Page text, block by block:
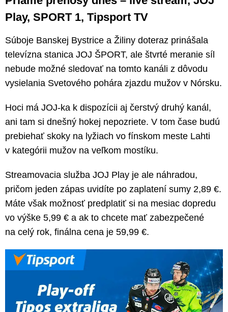
Play, SPORT 1, Tipsport TV
Súboje Banskej Bystrice a Žiliny doteraz prinášala
televízna stanica JOJ ŠPORT, ale štvrté meranie síl
nebude možné sledovať na tomto kanáli z dôvodu
vysielania Svetového pohára zjazdu mužov v Nórsku.
Hoci má JOJ-ka k dispozícii aj čerstvý druhý kanál,
ani tam si dnešný hokej nepozriete. V tom čase budú
prebiehať skoky na lyžiach vo fínskom meste Lahti
v kategórii mužov na veľkom mostíku.
Streamovacia služba JOJ Play je ale náhradou,
pričom jeden zápas uvidíte po zaplatení sumy 2,89 €.
Máte však možnosť predplatiť si na mesiac dopredu
vo výške 5,99 € a ak to chcete mať zabezpečené
na celý rok, finálna cena je 59,99 €.